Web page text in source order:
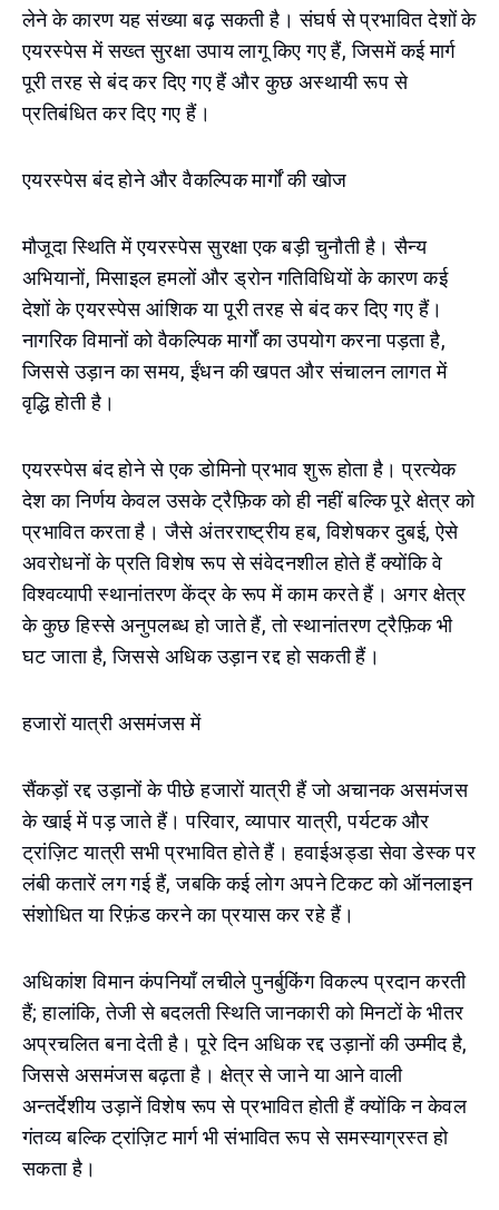
लेने के कारण यह संख्या बढ़ सकती है। संघर्ष से प्रभावित देशों के
एयरस्पेस में सख्त सुरक्षा उपाय लागू किए गए हैं, जिसमें कई मार्ग
पूरी तरह से बंद कर दिए गए हैं और कुछ अस्थायी रूप से
प्रतिबंधित कर दिए गए हैं।
एयरस्पेस बंद होने और वैकल्पिक मार्गों की खोज
मौजूदा स्थिति में एयरस्पेस सुरक्षा एक बड़ी चुनौती है। सैन्य
अभियानों, मिसाइल हमलों और ड्रोन गतिविधियों के कारण कई
देशों के एयरस्पेस आंशिक या पूरी तरह से बंद कर दिए गए हैं।
नागरिक विमानों को वैकल्पिक मार्गों का उपयोग करना पड़ता है,
जिससे उड़ान का समय, ईंधन की खपत और संचालन लागत में
वृद्धि होती है।
एयरस्पेस बंद होने से एक डोमिनो प्रभाव शुरू होता है। प्रत्येक
देश का निर्णय केवल उसके ट्रैफ़िक को ही नहीं बल्कि पूरे क्षेत्र को
प्रभावित करता है। जैसे अंतरराष्ट्रीय हब, विशेषकर दुबई, ऐसे
अवरोधनों के प्रति विशेष रूप से संवेदनशील होते हैं क्योंकि वे
विश्वव्यापी स्थानांतरण केंद्र के रूप में काम करते हैं। अगर क्षेत्र
के कुछ हिस्से अनुपलब्ध हो जाते हैं, तो स्थानांतरण ट्रैफ़िक भी
घट जाता है, जिससे अधिक उड़ान रद्द हो सकती हैं।
हजारों यात्री असमंजस में
सैंकड़ों रद्द उड़ानों के पीछे हजारों यात्री हैं जो अचानक असमंजस
के खाई में पड़ जाते हैं। परिवार, व्यापार यात्री, पर्यटक और
ट्रांज़िट यात्री सभी प्रभावित होते हैं। हवाईअड्डा सेवा डेस्क पर
लंबी कतारें लग गई हैं, जबकि कई लोग अपने टिकट को ऑनलाइन
संशोधित या रिफ़ंड करने का प्रयास कर रहे हैं।
अधिकांश विमान कंपनियाँ लचीले पुनर्बुकिंग विकल्प प्रदान करती
हैं; हालांकि, तेजी से बदलती स्थिति जानकारी को मिनटों के भीतर
अप्रचलित बना देती है। पूरे दिन अधिक रद्द उड़ानों की उम्मीद है,
जिससे असमंजस बढ़ता है। क्षेत्र से जाने या आने वाली
अन्तर्देशीय उड़ानें विशेष रूप से प्रभावित होती हैं क्योंकि न केवल
गंतव्य बल्कि ट्रांज़िट मार्ग भी संभावित रूप से समस्याग्रस्त हो
सकता है।